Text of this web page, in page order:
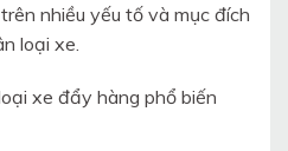
nhiều yếu tố và mục đích
loại xe.
xe đẩy hàng phổ biến